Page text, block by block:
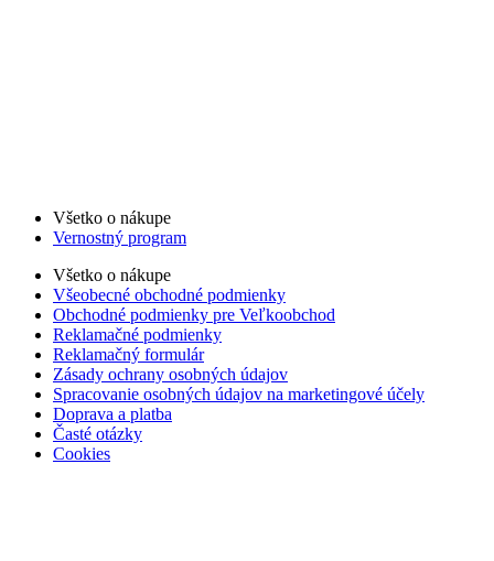
Všetko o nákupe
Vernostný program
Všetko o nákupe
Všeobecné obchodné podmienky
Obchodné podmienky pre Veľkoobchod
Reklamačné podmienky
Reklamačný formulár
Zásady ochrany osobných údajov
Spracovanie osobných údajov na marketingové účely
Doprava a platba
Časté otázky
Cookies